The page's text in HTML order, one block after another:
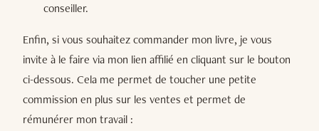
conseiller.
Enfin, si vous souhaitez commander mon livre, je vous
invite à le faire via mon lien affilié en cliquant sur le bouton
ci-dessous. Cela me permet de toucher une petite
commission en plus sur les ventes et permet de
rémunérer mon travail :